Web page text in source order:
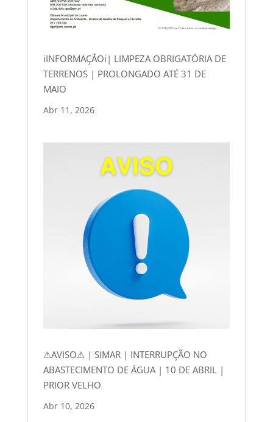
ℹINFORMAÇÃOℹ| LIMPEZA OBRIGATÓRIA DE
TERRENOS | PROLONGADO ATÉ 31 DE
MAIO
Abr 11, 2026
⚠AVISO⚠ | SIMAR | INTERRUPÇÃO NO
ABASTECIMENTO DE ÁGUA | 10 DE ABRIL |
PRIOR VELHO
Abr 10, 2026